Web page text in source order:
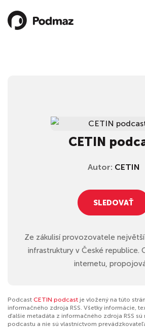
CETIN
Autor: CETIN
SLEDOVAŤ
Ze zákulisí provozovatele
infrastruktury v České republice.
internetu,
Podcast CETIN podcast je vložený na túto
informačného zdroja RSS. Všetky informácie,
ďalšie metadáta z informačného zdroja RSS sú
podcastu a nie sú vlastníctvom